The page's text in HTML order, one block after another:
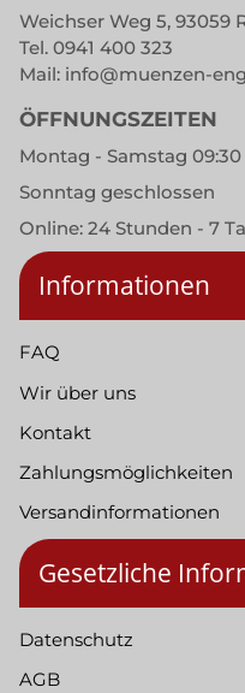
Weichser Weg 5, 93059
Tel. 0941 400 323
Mail: info@muenzen-
ÖFFNUNGSZEITEN
Montag - Samstag 09:30
Sonntag geschlossen
Online: 24 Stunden - 7
Informationen
FAQ
Wir über uns
Kontakt
Zahlungsmöglichkeiten
Versandinformationen
Gesetzliche
Datenschutz
AGB